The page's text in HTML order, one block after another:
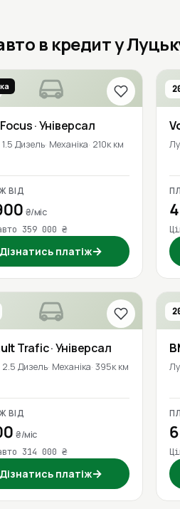
в кредит у
Focus· Універсал
1.5 Дизель Механіка 210к км
ВІД
₴/міс
359 000 ₴
Дізнатись платіж→
Trafic· Універсал
2.5 Дизель Механіка 395к км
ВІД
₴/міс
314 000 ₴
Дізнатись платіж→